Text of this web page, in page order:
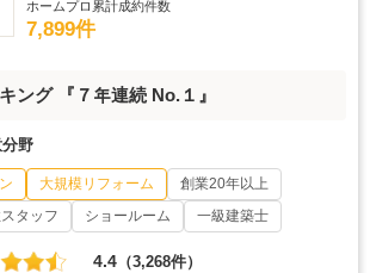
ホームプロ累計成約件数
7,899件
ング 『７年連続 No.１』
野
大規模リフォーム
創業20年以上
タッフ ショールーム 一級建築士
4.4 （3,268件）